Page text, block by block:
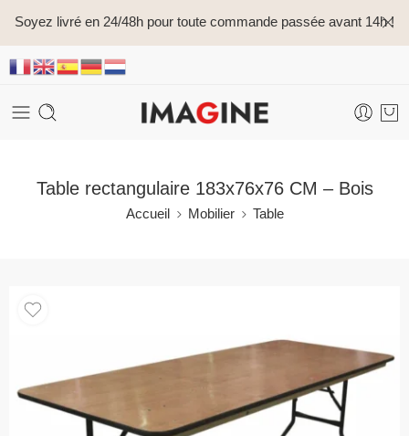
Soyez livré en 24/48h pour toute commande passée avant 14h !
Table rectangulaire 183x76x76 CM – Bois
Accueil Mobilier Table